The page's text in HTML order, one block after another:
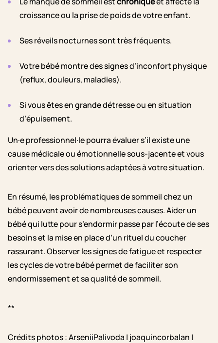
croissance ou la prise de poids de votre enfant.
Ses réveils nocturnes sont très fréquents.
Votre bébé montre des signes d’inconfort physique
(reflux, douleurs, maladies).
Si vous êtes en grande détresse ou en situation
d’épuisement.
Un·e professionnel·le pourra évaluer s’il existe une
cause médicale ou émotionnelle sous-jacente et vous
orienter vers des solutions adaptées à votre situation.
En résumé, les problématiques de sommeil chez un
bébé peuvent avoir de nombreuses causes. Aider un
bébé qui lutte pour s’endormir passe par l’écoute de ses
besoins et la mise en place d’un rituel du coucher
rassurant. Observer les signes de fatigue et respecter
les cycles de votre bébé permet de faciliter son
endormissement et sa qualité de sommeil.
**
Crédits photos : ArseniiPalivoda | joaquincorbalan |